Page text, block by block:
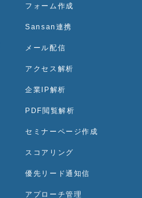
フォーム作成
Sansan連携
メール配信
アクセス解析
企業IP解析
PDF閲覧解析
セミナーページ作成
スコアリング
優先リード通知信
アプローチ管理